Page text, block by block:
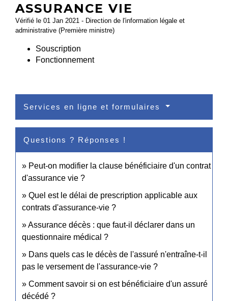
ASSURANCE VIE
Vérifié le 01 Jan 2021 - Direction de l'information légale et
administrative (Première ministre)
Souscription
Fonctionnement
Services en ligne et formulaires
Questions ? Réponses !
Peut-on modifier la clause bénéficiaire d'un contrat
d'assurance vie ?
Quel est le délai de prescription applicable aux
contrats d'assurance-vie ?
Assurance décès : que faut-il déclarer dans un
questionnaire médical ?
Dans quels cas le décès de l'assuré n'entraîne-t-il
pas le versement de l'assurance-vie ?
Comment savoir si on est bénéficiaire d'un assuré
décédé ?